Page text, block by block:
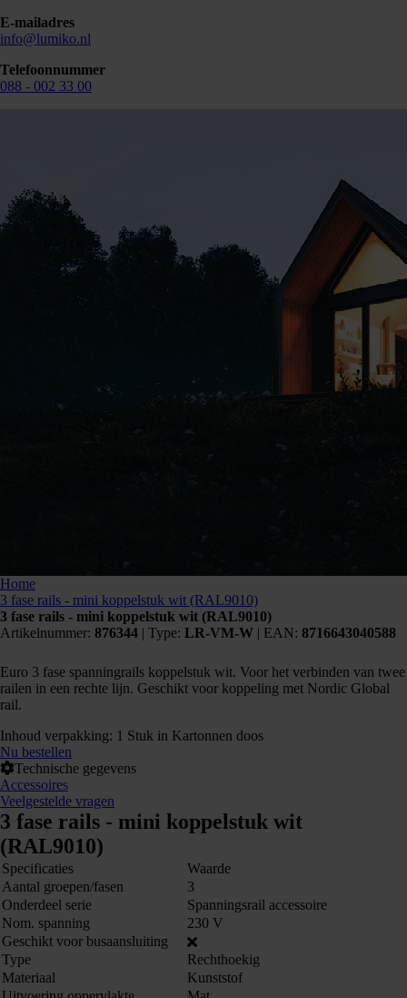
E-mailadres
info@lumiko.nl
Telefoonnummer
088 - 002 33 00
Home
3 fase rails - mini koppelstuk wit (RAL9010)
3 fase rails - mini koppelstuk wit (RAL9010)
Artikelnummer: 876344 | Type: LR-VM-W | EAN: 8716643040588
Euro 3 fase spanningrails koppelstuk wit. Voor het verbinden van twee
railen in een rechte lijn. Geschikt voor koppeling met Nordic Global
rail.
Inhoud verpakking: 1 Stuk in Kartonnen doos
Nu bestellen
Technische gegevens
Accessoires
Veelgestelde vragen
3 fase rails - mini koppelstuk wit
(RAL9010)
Specificaties
Waarde
Aantal groepen/fasen
3
Onderdeel serie
Spanningsrail accessoire
Nom. spanning
230 V
Geschikt voor busaansluiting
Type
Rechthoekig
Materiaal
Kunststof
Kunnen we je ergens mee helpen?
Neem dan contact op +31 88 002 33
00 of info@lumiko.nl